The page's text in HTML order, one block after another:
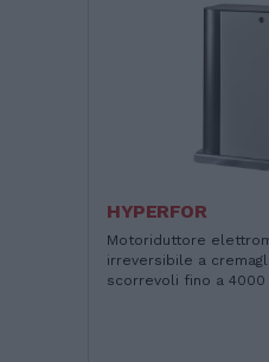
HYPERFOR
Motoriduttore
irreversibile a
scorrevoli fino a 4000